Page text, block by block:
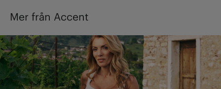
Mer från Accent